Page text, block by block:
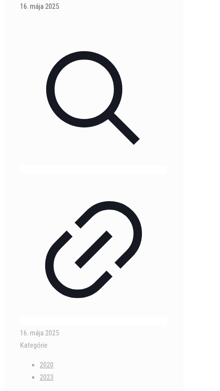
16. mája 2025
16. mája 2025
Kategórie
2020
2023